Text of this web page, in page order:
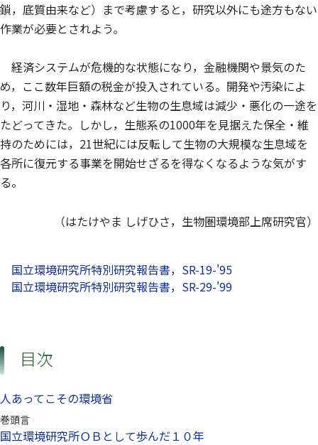
鎖，底質由来など）まで考慮すると，研究以外にも途方もない
作業が必要とされよう。
経済システムが危機的な状態になり，金融機関や景気のた
め，ここ数年巨額の税金が投入されている。開発や汚染によ
り，河川・湿地・森林など生物の生息域は減少・悪化の一途を
たどってきた。しかし，生態系の1000年を見据えた保全・維
持のためには，21世紀には反転して生物の大規模な生息域を
各所に復元する事業を開始せざるを得なくなるような気がす
る。
（はたけやま しげひさ，生物圏環境部上席研究官）
国立環境研究所特別研究報告書，SR-19-'95
国立環境研究所特別研究報告書，SR-29-'99
目次
人あってこその環境省
巻頭言
国立環境研究所ＯＢとして歩んだ１０年